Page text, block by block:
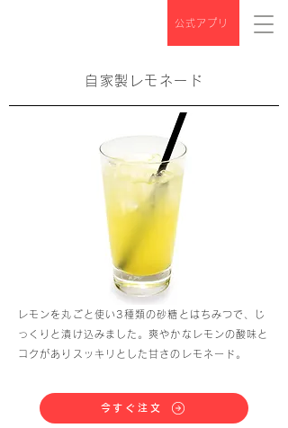
公式アプリ
自家製レモネード
レモンを丸ごと使い3種類の砂糖とはちみつで、じ
っくりと漬け込みました。爽やかなレモンの酸味と
コクがありスッキリとした甘さのレモネード。
今すぐ注文